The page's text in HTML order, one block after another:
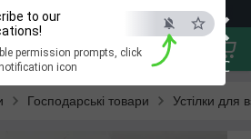
×
ESC
to our
permission prompts, click
icon
Господарські товари Устілки для